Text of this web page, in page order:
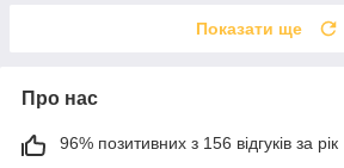
Показати ще
Про нас
96% позитивних з 156 відгуків за рік